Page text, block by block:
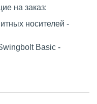
на заказ:
носителей -
Basic -